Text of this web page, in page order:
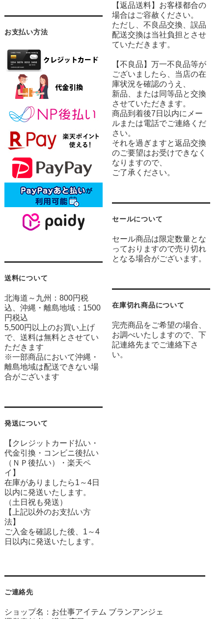
お支払い方法
送料について
北海道～九州：800円税
込、沖縄・離島地域：1500
円税込
5,500円以上のお買い上げ
で、送料は無料とさせてい
ただきます
※一部商品において沖縄・
離島地域は配送できない場
合がございます
発送について
【クレジットカード払い・
代金引換・コンビニ後払い
（ＮＰ後払い）・楽天ペ
イ】
在庫がありましたら1～4日
以内に発送いたします。
（土日祝も発送）
【上記以外のお支払い方
法】
ご入金を確認した後、1～4
日以内に発送いたします。
【返品送料】お客様都合の
場合はご容赦ください。
ただし、不良品交換、誤品
配送交換は当社負担とさせ
ていただきます。
【不良品】万一不良品等が
ございましたら、当店の在
庫状況を確認のうえ、
新品、または同等品と交換
させていただきます。
商品到着後7日以内にメー
ルまたは電話でご連絡くだ
さい。
それを過ぎますと返品交換
のご要望はお受けできなく
なりますので、
ご了承ください。
セールについて
セール商品は限定数量とな
っておりますので売り切れ
となる場合がございます。
在庫切れ商品について
完売商品をご希望の場合、
お調べいたしますので、下
記連絡先までご連絡下さ
い。
ご連絡先
ショップ名：お仕事アイテム ブランアンジェ